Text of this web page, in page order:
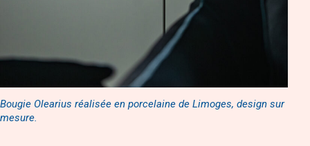
Bougie Olearius réalisée en porcelaine de Limoges, design sur
mesure.